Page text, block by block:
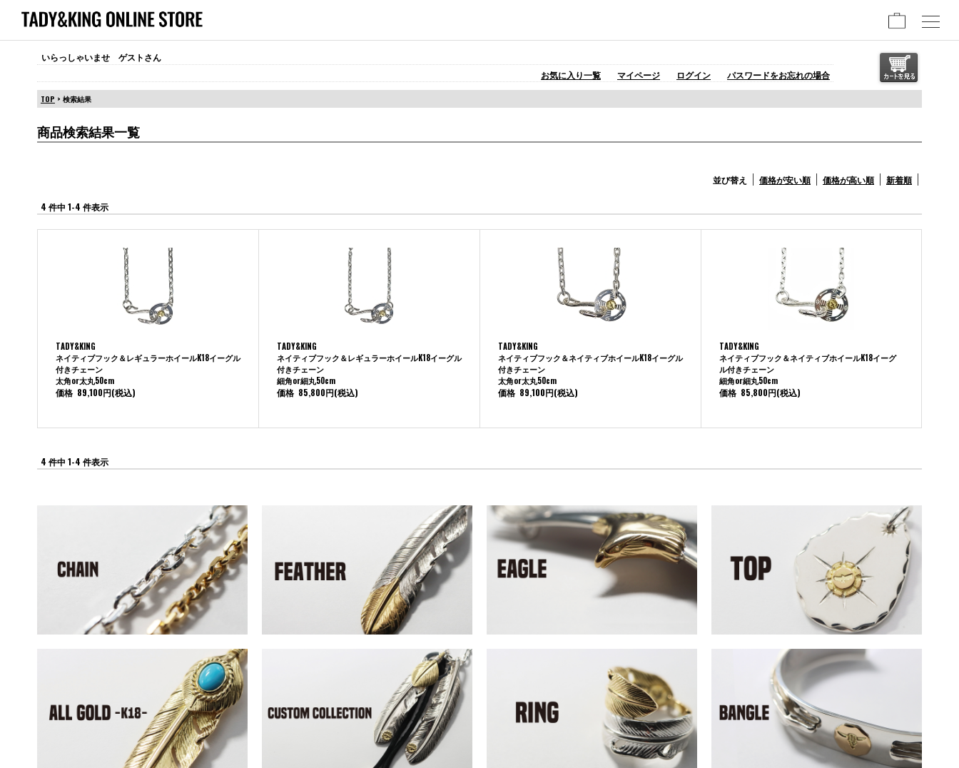
いらっしゃいませ ゲストさん
お気に入り一覧
マイページ ログイン パスワードをお忘れの場合
TOP > 検索結果
商品検索結果一覧
並び替え 価格が安い順 価格が高い順 新着順
4 件中 1-4 件表示
TADY&KING
ネイティブフック＆レギュラーホイールK18イーグル
付きチェーン
太角or太丸50cm
価格 89,100円(税込)
TADY&KING
ネイティブフック＆レギュラーホイールK18イーグル
付きチェーン
細角or細丸50cm
価格 85,800円(税込)
TADY&KING
ネイティブフック＆ネイティブホイールK18イーグル
付きチェーン
太角or太丸50cm
価格 89,100円(税込)
TADY&KING
ネイティブフック＆ネイティブホイールK18イーグ
ル付きチェーン
細角or細丸50cm
価格 85,800円(税込)
4 件中 1-4 件表示